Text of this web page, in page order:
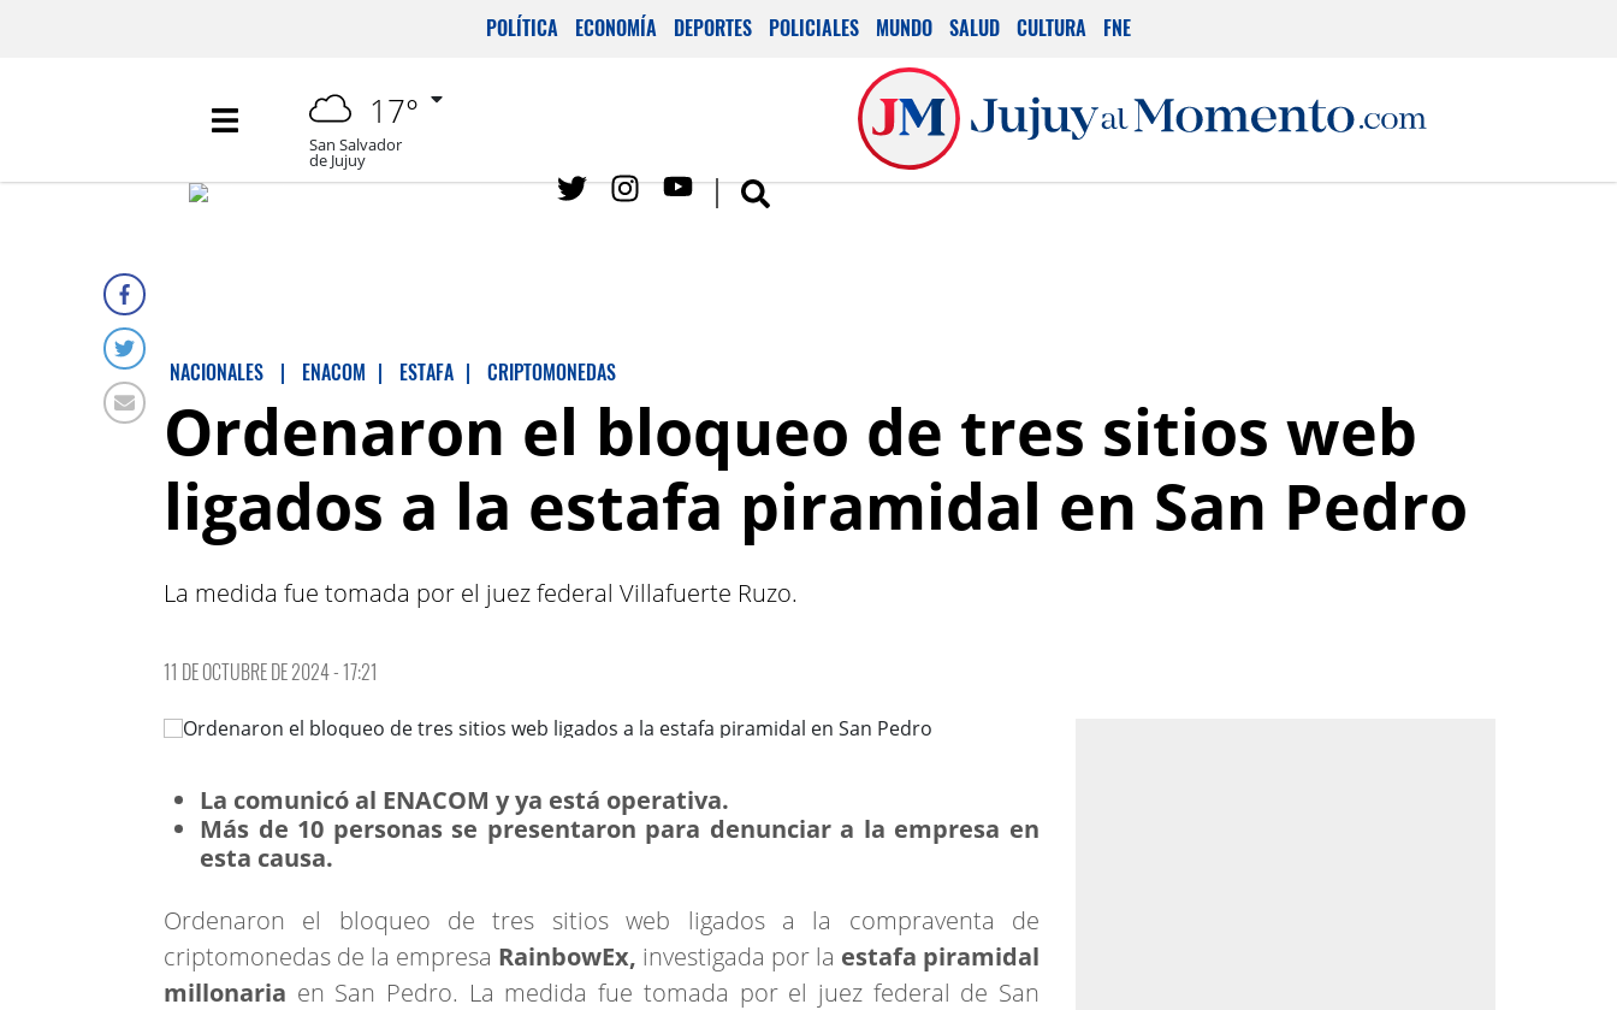
POLÍTICA ECONOMÍA DEPORTES POLICIALES MUNDO SALUD CULTURA FNE
17°
San Salvador
de Jujuy
NACIONALES | ENACOM | ESTAFA | CRIPTOMONEDAS
Ordenaron el bloqueo de tres sitios web
ligados a la estafa piramidal en San Pedro
La medida fue tomada por el juez federal Villafuerte Ruzo.
11 DE OCTUBRE DE 2024 - 17:21
La comunicó al ENACOM y ya está operativa.
Más de 10 personas se presentaron para denunciar a la empresa en
esta causa.
Ordenaron el bloqueo de tres sitios web ligados a la compraventa de
criptomonedas de la empresa RainbowEx, investigada por la estafa piramidal
millonaria en San Pedro. La medida fue tomada por el juez federal de San